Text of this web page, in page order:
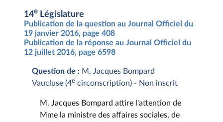
14e Législature
Publication de la question au Journal Officiel du
19 janvier 2016, page 408
Publication de la réponse au Journal Officiel du
12 juillet 2016, page 6598
Question de : M. Jacques Bompard
Vaucluse (4e circonscription) - Non inscrit
M. Jacques Bompard attire l'attention de
Mme la ministre des affaires sociales, de